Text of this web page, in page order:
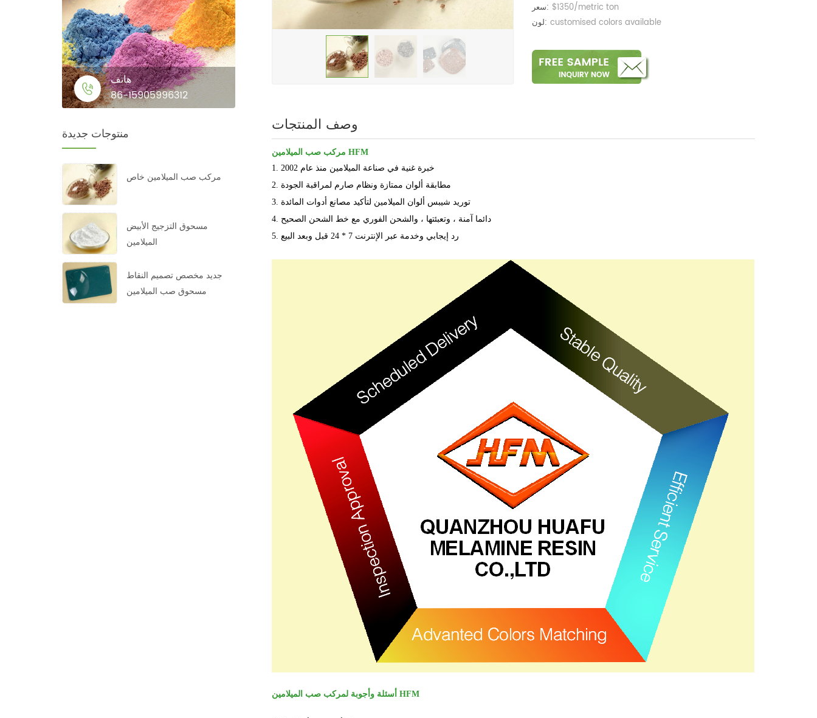
هاتف
86-15905996312
منتوجات جديدة
مركب صب الميلامين خاص
مسحوق التزجيج الأبيض
الميلامين
جديد مخصص تصميم النقاط
مسحوق صب الميلامين
سعر: $1350/metric ton
لون: customised colors available
وصف المنتجات
مركب صب الميلامين HFM
1. خبرة غنية في صناعة الميلامين منذ عام 2002
2. مطابقة ألوان ممتازة ونظام صارم لمراقبة الجودة
3. توريد شيبس ألوان الميلامين لتأكيد مصانع أدوات المائدة
4. دائما آمنة ، وتعبئتها ، والشحن الفوري مع خط الشحن الصحيح
5. رد إيجابي وخدمة عبر الإنترنت 7 * 24 قبل وبعد البيع
أسئلة وأجوبة لمركب صب الميلامين HFM